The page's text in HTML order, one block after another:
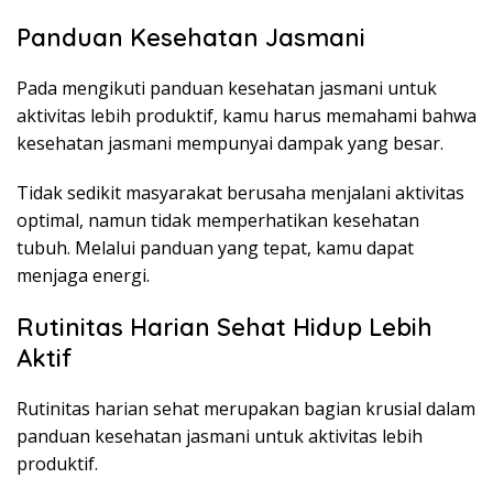
Panduan Kesehatan Jasmani
Pada mengikuti panduan kesehatan jasmani untuk
aktivitas lebih produktif, kamu harus memahami bahwa
kesehatan jasmani mempunyai dampak yang besar.
Tidak sedikit masyarakat berusaha menjalani aktivitas
optimal, namun tidak memperhatikan kesehatan
tubuh. Melalui panduan yang tepat, kamu dapat
menjaga energi.
Rutinitas Harian Sehat Hidup Lebih
Aktif
Rutinitas harian sehat merupakan bagian krusial dalam
panduan kesehatan jasmani untuk aktivitas lebih
produktif.